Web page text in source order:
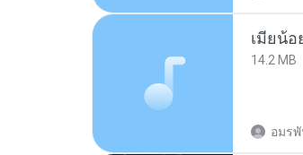
14.2 MB
อมรพั